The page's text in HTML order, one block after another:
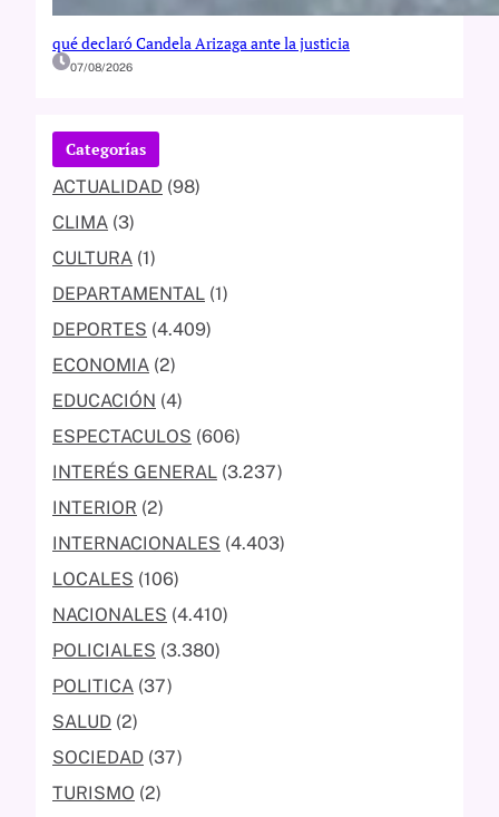
qué declaró Candela Arizaga ante la justicia
07/08/2026
Categorías
ACTUALIDAD (98)
CLIMA (3)
CULTURA (1)
DEPARTAMENTAL (1)
DEPORTES (4.409)
ECONOMIA (2)
EDUCACIÓN (4)
ESPECTACULOS (606)
INTERÉS GENERAL (3.237)
INTERIOR (2)
INTERNACIONALES (4.403)
LOCALES (106)
NACIONALES (4.410)
POLICIALES (3.380)
POLITICA (37)
SALUD (2)
SOCIEDAD (37)
TURISMO (2)